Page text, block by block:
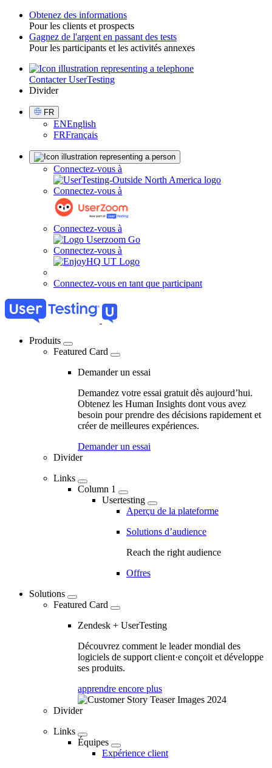
Toggle
Obtenez des informations
Pour les clients et prospects
Gagnez de l'argent en passant des tests
Pour les participants et les activités annexes
UtilityContacter UserTesting
Divider
Select
Language
FR
ENEnglish
FRFrançais
Connectez-vous à
Connectez-vous à
Connectez-vous à
Connectez-vous à
Connectez-vous en tant que participant
navigation
Produits
Featured Card
Demander un essai
Demandez votre essai gratuit dès aujourd’hui.
Obtenez les Human Insights dont vous avez
besoin pour prendre des décisions rapidement et
créer de meilleures expériences.
Demander un essai
Divider
Links
Column 1
Usertesting
Aperçu de la plateforme
Solutions d’audience
Reach the right audience
Offres
Solutions
Featured Card
Zendesk + UserTesting
Découvrez comment le leader mondial des
logiciels de support client·e conçoit et développe
ses produits.
apprendre encore plus
Divider
Links
Équipes
Expérience client